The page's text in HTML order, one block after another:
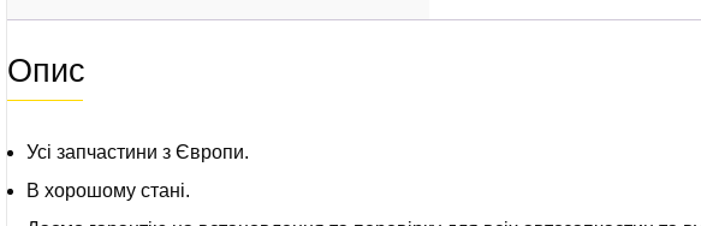
Опис
Усі запчастини з Європи.
В хорошому стані.